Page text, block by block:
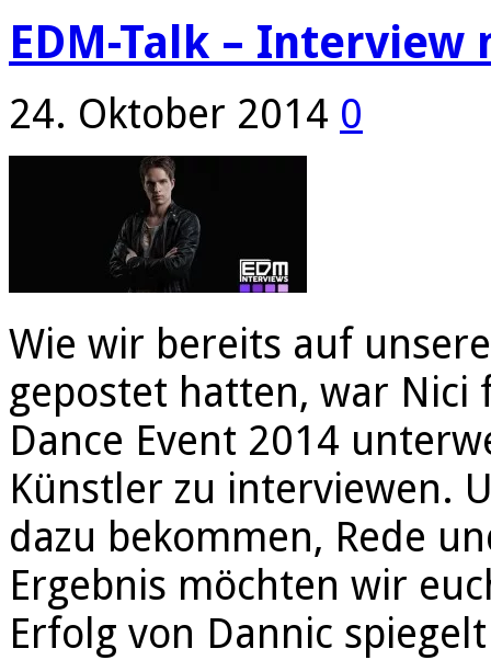
EDM-Talk – Interview
24. Oktober 2014 0
Wie wir bereits auf
gepostet hatten, war
Dance Event 2014
Künstler zu interviewen.
dazu bekommen, Rede
Ergebnis möchten wir
Erfolg von Dannic